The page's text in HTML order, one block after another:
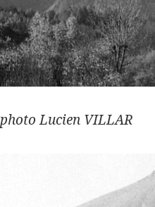
photo Lucien VILLAR